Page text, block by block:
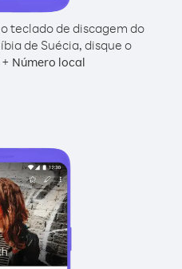
teclado de discagem do
de Suécia, disque o
+ Número local